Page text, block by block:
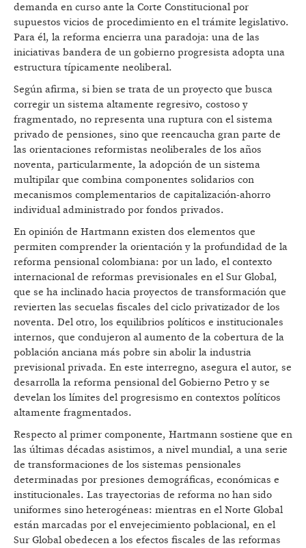
demanda en curso ante la Corte Constitucional por
supuestos vicios de procedimiento en el trámite legislativo.
Para él, la reforma encierra una paradoja: una de las
iniciativas bandera de un gobierno progresista adopta una
estructura típicamente neoliberal.
Según afirma, si bien se trata de un proyecto que busca
corregir un sistema altamente regresivo, costoso y
fragmentado, no representa una ruptura con el sistema
privado de pensiones, sino que reencaucha gran parte de
las orientaciones reformistas neoliberales de los años
noventa, particularmente, la adopción de un sistema
multipilar que combina componentes solidarios con
mecanismos complementarios de capitalización-ahorro
individual administrado por fondos privados.
En opinión de Hartmann existen dos elementos que
permiten comprender la orientación y la profundidad de la
reforma pensional colombiana: por un lado, el contexto
internacional de reformas previsionales en el Sur Global,
que se ha inclinado hacia proyectos de transformación que
revierten las secuelas fiscales del ciclo privatizador de los
noventa. Del otro, los equilibrios políticos e institucionales
internos, que condujeron al aumento de la cobertura de la
población anciana más pobre sin abolir la industria
previsional privada. En este interregno, asegura el autor, se
desarrolla la reforma pensional del Gobierno Petro y se
develan los límites del progresismo en contextos políticos
altamente fragmentados.
Respecto al primer componente, Hartmann sostiene que en
las últimas décadas asistimos, a nivel mundial, a una serie
de transformaciones de los sistemas pensionales
determinadas por presiones demográficas, económicas e
institucionales. Las trayectorias de reforma no han sido
uniformes sino heterogéneas: mientras en el Norte Global
están marcadas por el envejecimiento poblacional, en el
Sur Global obedecen a los efectos fiscales de las reformas